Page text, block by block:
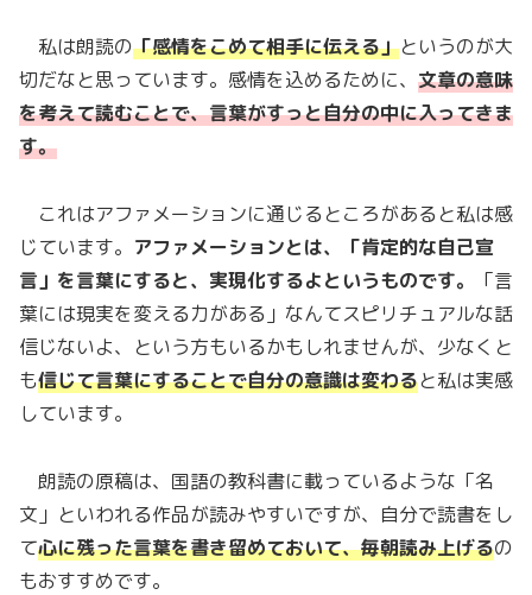
私は朗読の「感情をこめて相手に伝える」というのが大
切だなと思っています。感情を込めるために、 文章の意味
を考えて読むことで、言葉がすっと自分の中に入ってきま
す。
これはアファメーションに通じるところがあると私は感
じています。 アファメーションとは、「肯定的な自己宣
言」を言葉にすると、実現化するよというものです。
「言
葉には現実を変える力がある」なんてスピリチュアルな話
信じないよ、という方もいるかもしれませんが、少なくと
も信じて言葉にすることで自分の意識は変わると私は実感
しています。
朗読の原稿は、国語の教科書に載っているような「名
文」といわれる作品が読みやすいですが、自分で読書をし
て心に残った言葉を書き留めておいて、毎朝読み上げるの
もおすすめです。